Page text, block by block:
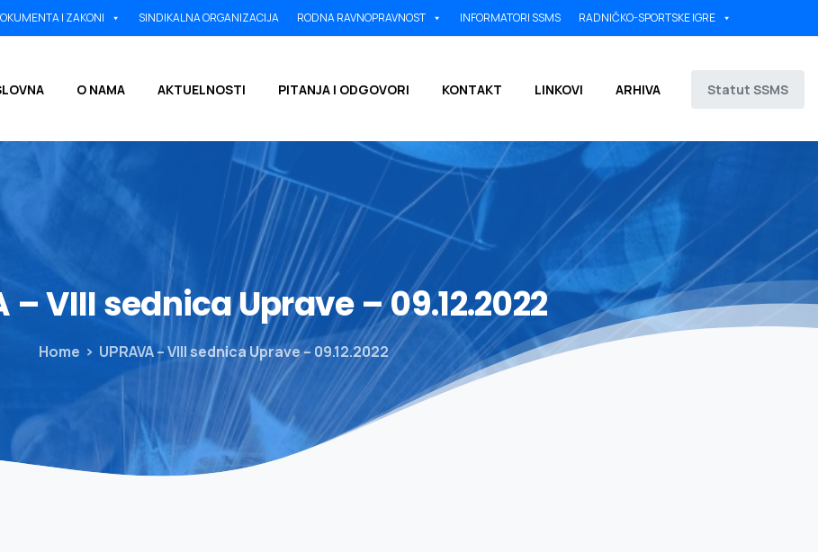
I ZAKONI SINDIKALNA ORGANIZACIJA RODNA RAVNOPRAVNOST INFORMATORI SSMS RADNIČKO-SPORTSKE IGRE
O NAMA AKTUELNOSTI PITANJA I ODGOVORI KONTAKT LINKOVI ARHIVA Statut SSMS
–VIIIsednicaUprave –09.12.2022
Home UPRAVA – VIII sednica Uprave – 09.12.2022